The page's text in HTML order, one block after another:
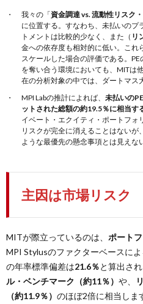
我々の「資金調達 vs. 流動性リスク
に位置する。すなわち、未払いのプ
トメントは比較的少なく、また（ リ
金への依存度も相対的に低い。これ
スケールした場合の評価である。
を奪い合う環境においても、MITは
在の分析対象の中では、ダートマス
MPI Labの推計によれば、 未払いの
ットされた総額の約19.5％に相当す
イベート・エクイティ・ポートフ
リスクが完全に消えることはない
ような最優先の懸念事項とは見えな
主因は市場リスク
MITが際立っているのは、 ポート
MPI Stylusのファクターベースに
の年率標準偏差は21.6％と算出さ
ル・ベンチマーク（約11％） や、
（約11.9％） のほぼ2倍に相当しま